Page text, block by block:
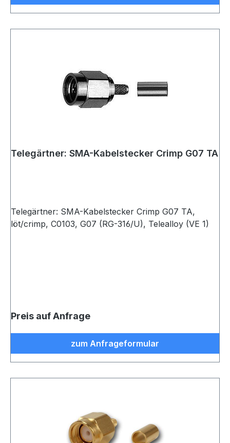
Telegärtner: SMA-Kabelstecker Crimp G07 TA
Telegärtner: SMA-Kabelstecker Crimp G07 TA,
löt/crimp, C0103, G07 (RG-316/U), Telealloy (VE 1)
Preis auf Anfrage
zum Anfrageformular